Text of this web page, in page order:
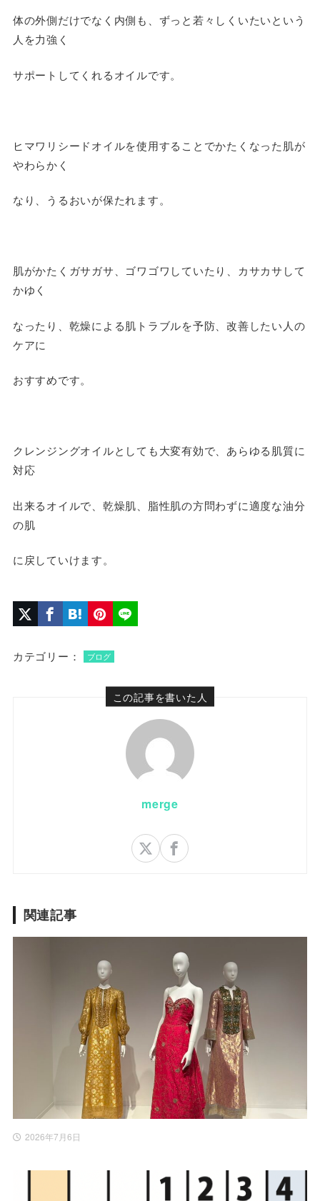
体の外側だけでなく内側も、ずっと若々しくいたいという
人を力強く
サポートしてくれるオイルです。
ヒマワリシードオイルを使用することでかたくなった肌が
やわらかく
なり、うるおいが保たれます。
肌がかたくガサガサ、ゴワゴワしていたり、カサカサして
かゆく
なったり、乾燥による肌トラブルを予防、改善したい人の
ケアに
おすすめです。
クレンジングオイルとしても大変有効で、あらゆる肌質に
対応
出来るオイルで、乾燥肌、脂性肌の方問わずに適度な油分
の肌
に戻していけます。
カテゴリー： ブログ
この記事を書いた人
merge
関連記事
2026年7月6日